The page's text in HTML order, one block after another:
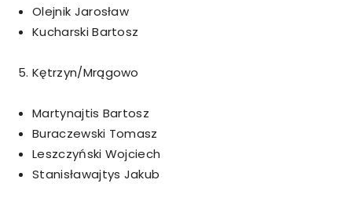
Olejnik Jarosław
Kucharski Bartosz
Kętrzyn/Mrągowo
Martynajtis Bartosz
Buraczewski Tomasz
Leszczyński Wojciech
Stanisławajtys Jakub